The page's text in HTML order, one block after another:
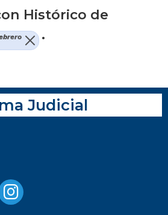
Histórico de
.
Judicial